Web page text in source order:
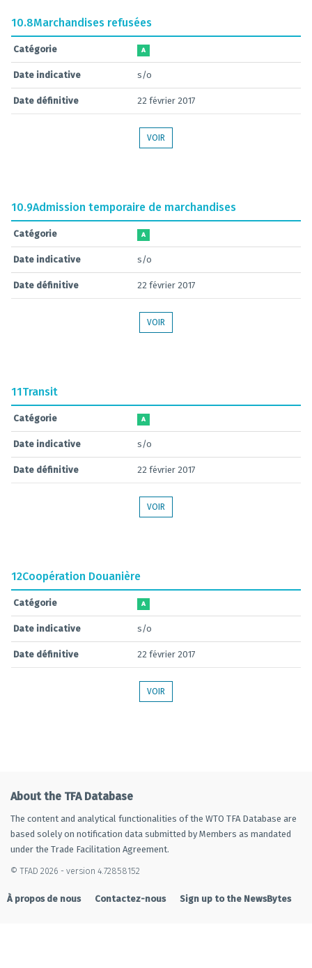
10.8Marchandises refusées
Catégorie A
Date indicative s/o
Date définitive 22 février 2017
VOIR
10.9Admission temporaire de marchandises
Catégorie A
Date indicative s/o
Date définitive 22 février 2017
VOIR
11Transit
Catégorie A
Date indicative s/o
Date définitive 22 février 2017
VOIR
12Coopération Douanière
Catégorie A
Date indicative s/o
Date définitive 22 février 2017
VOIR
About the TFA Database
The content and analytical functionalities of the WTO TFA Database are
based solely on notification data submitted by Members as mandated
under the Trade Facilitation Agreement.
© TFAD 2026 - version 4.72858152
À propos de nous Contactez-nous Sign up to the NewsBytes